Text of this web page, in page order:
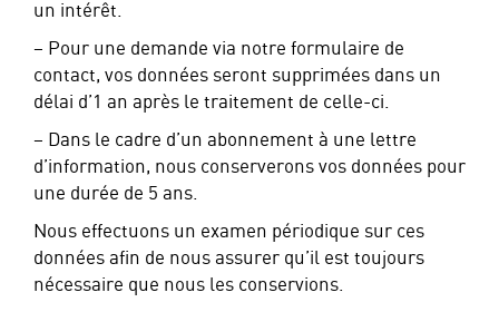
un intérêt.
– Pour une demande via notre formulaire de
contact, vos données seront supprimées dans un
délai d’1 an après le traitement de celle-ci.
– Dans le cadre d’un abonnement à une lettre
d’information, nous conserverons vos données pour
une durée de 5 ans.
Nous effectuons un examen périodique sur ces
données afin de nous assurer qu’il est toujours
nécessaire que nous les conservions.